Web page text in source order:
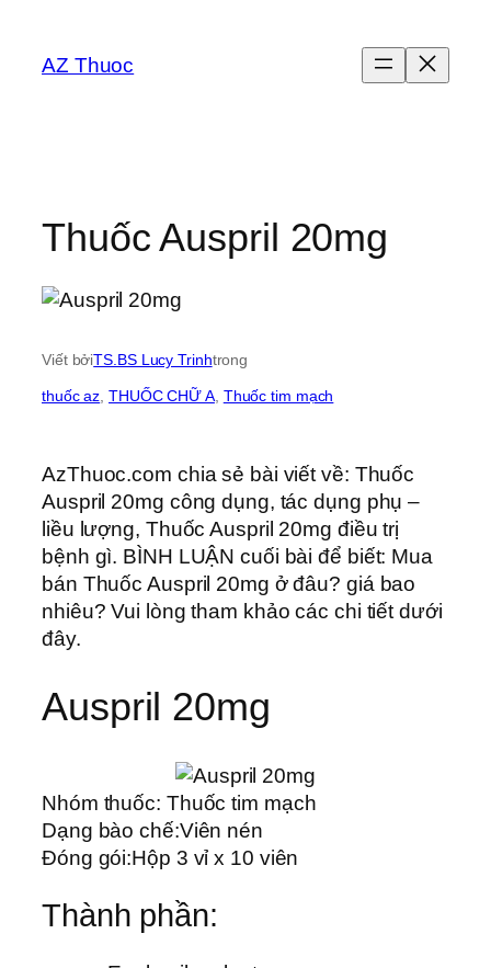
phầnAZ Thuoc
Thuốc Auspril 20mg
Viết bởiTS.BS Lucy Trinhtrong
thuốc az , THUỐC CHỮ A, Thuốc tim mạch
AzThuoc.com chia sẻ bài viết về: Thuốc
Auspril 20mg công dụng, tác dụng phụ –
liều lượng, Thuốc Auspril 20mg điều trị
bệnh gì. BÌNH LUẬN cuối bài để biết: Mua
bán Thuốc Auspril 20mg ở đâu? giá bao
nhiêu? Vui lòng tham khảo các chi tiết dưới
đây.
Auspril 20mg
Nhóm thuốc: Thuốc tim mạch
Dạng bào chế:Viên nén
Đóng gói:Hộp 3 vỉ x 10 viên
Thành phần: